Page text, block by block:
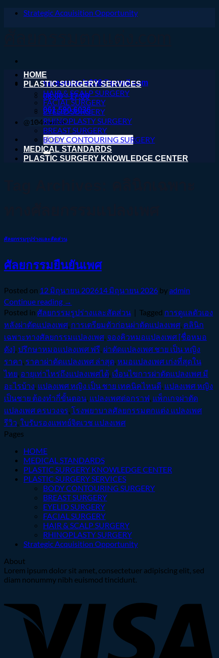
ข้าม
Strategic Acquisition Opportunity
nareeratsale936@gmail.com
08:00 - 17:00
061 590 6036
@104wwihb
ค้นหา:
HOME
PLASTIC SURGERY SERVICES
HAIR & SCALP SURGERY
FACIAL SURGERY
EYELID SURGERY
RHINOPLASTY SURGERY
BREAST SURGERY
BODY CONTOURING SURGERY
MEDICAL STANDARDS
PLASTIC SURGERY KNOWLEDGE CENTER
ศัลยกรรมรูปร่างและสัดส่วน
ศัลยกรรมยืนยันเพศ
Posted on 12 มิถุนายน 202614 มิถุนายน 2026 byadmin
Continue reading →
Posted in ศัลยกรรมรูปร่างและสัดส่วน | Tagged การดูแลตัวเอง
หลังผ่าตัดแปลงเพศ, การเตรียมตัวก่อนผ่าตัดแปลงเพศ, คลินิก
เฉพาะทางศัลยกรรมแปลงเพศ, จองคิวหมอแปลงเพศ [ชื่อหมอ
ดัง], ปรึกษาหมอแปลงเพศ ฟรี, ผ่าตัดแปลงเพศ ชาย เป็น หญิง
ราคา, ราคาผ่าตัดแปลงเพศ ล่าสุด, หมอแปลงเพศ เก่งที่สุดใน
ไทย, อายุเท่าไหร่ถึงแปลงเพศได้, เงื่อนไขการผ่าตัดแปลงเพศ มี
อะไรบ้าง, แปลงเพศ หญิง เป็น ชาย เทคนิคไหนดี, แปลงเพศ หญิง
เป็นชาย ต้องทำกี่ขั้นตอน, แปลงเพศต่อกราฟ, แพ็กเกจผ่าตัด
แปลงเพศ ครบวงจร, โรงพยาบาลศัลยกรรมตกแต่ง แปลงเพศ
รีวิว, ใบรับรองแพทย์จิตเวช แปลงเพศ
Pages
HOME
MEDICAL STANDARDS
PLASTIC SURGERY KNOWLEDGE CENTER
PLASTIC SURGERY SERVICES
BODY CONTOURING SURGERY
BREAST SURGERY
EYELID SURGERY
FACIAL SURGERY
HAIR & SCALP SURGERY
RHINOPLASTY SURGERY
Strategic Acquisition Opportunity
About
Lorem ipsum dolor sit amet, consectetuer adipiscing elit, sed
diam nonummy nibh euismod tincidunt.